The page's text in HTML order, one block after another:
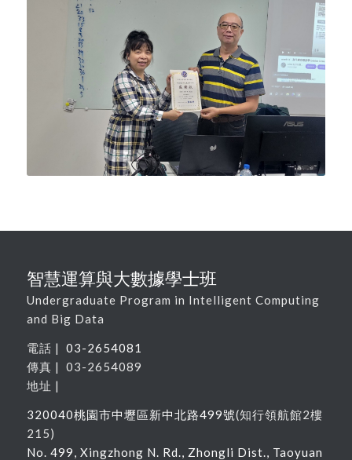
智慧運算與大數據學士班
Undergraduate Program in Intelligent Computing
and Big Data
電話 | 03-2654081
傳真 | 03-2654089
地址 |
320040桃園市中壢區新中北路499號(知行領航館2樓
215)
No. 499, Xingzhong N. Rd., Zhongli Dist., Taoyuan